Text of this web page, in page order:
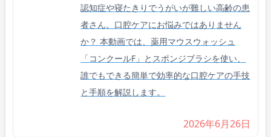
認知症や寝たきりでうがいが難しい高齢の患
者さん。口腔ケアにお悩みではありません
か？ 本動画では、薬用マウスウォッシュ
「コンクールF」とスポンジブラシを使い、
誰でもできる簡単で効率的な口腔ケアの手技
と手順を解説します。
2026年6月26日